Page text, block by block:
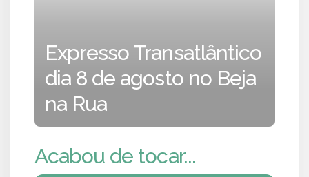
Expresso Transatlântico
dia 8 de agosto no Beja
na Rua
Acabou de tocar...